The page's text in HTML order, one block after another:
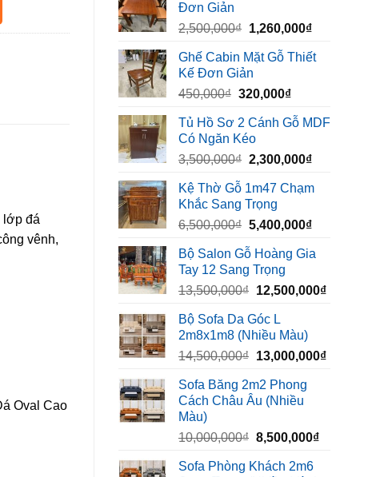
Đơn Giản
2,500,000₫ Giá
là:
2,500,000₫.
1,260,000₫Giá
tại
Ghế Cabin Mặt Gỗ Thiết
Kế Đơn Giản
450,000₫ Giá
là:
450,000₫.
320,000₫Giá
tại
320,000₫.
Tủ Hồ Sơ 2 Cánh Gỗ MDF
Có Ngăn Kéo
3,500,000₫ Giá
là:
3,500,000₫.
2,300,000₫Giá
tại
Kệ Thờ Gỗ 1m47 Chạm
Khắc Sang Trọng
6,500,000₫ Giá
là:
6,500,000₫.
5,400,000₫Giá
tại
Bộ Salon Gỗ Hoàng Gia
Tay 12 Sang Trọng
13,500,000₫ Giá
là:
13,500,000₫.
12,500,000₫Giá
Bộ Sofa Da Góc L
2m8x1m8 (Nhiều Màu)
14,500,000₫ Giá
là:
14,500,000₫.
13,000,000₫Giá
Sofa Băng 2m2 Phong
Cách Châu Âu (Nhiều
Màu)
10,000,000₫ Giá
là:
8,500,000₫Giá
Sofa Phòng Khách 2m6
lớp đá
vênh,
Oval Cao